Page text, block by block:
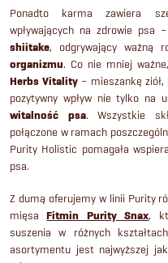
i
s
t
y
Ponadto karma zawiera
wpływających na zdrowie psa
shiitake, odgrywający ważną
organizmu. Co nie mniej
Herbs Vitality – mieszankę
pozytywny wpływ nie tylko na
witalność psa. Wszystkie
połączone w ramach
Purity Holistic pomagała
psa.
Z dumą oferujemy w linii Purity
mięsaFitmin Purity Snax,
suszenia w różnych
asortymentu jest najwyższej